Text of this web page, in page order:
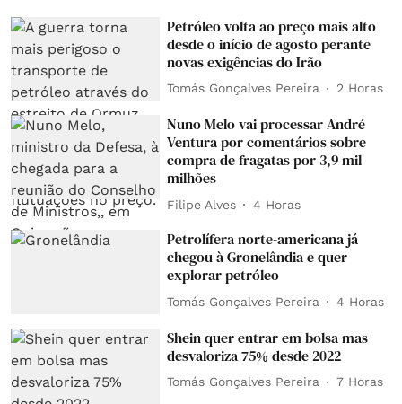
Petróleo volta ao preço mais alto
desde o início de agosto perante
novas exigências do Irão
Tomás Gonçalves Pereira 2 Horas
Nuno Melo vai processar André
Ventura por comentários sobre
compra de fragatas por 3,9 mil
milhões
Filipe Alves 4 Horas
Petrolífera norte-americana já
chegou à Gronelândia e quer
explorar petróleo
Tomás Gonçalves Pereira 4 Horas
Shein quer entrar em bolsa mas
desvaloriza 75% desde 2022
Tomás Gonçalves Pereira 7 Horas